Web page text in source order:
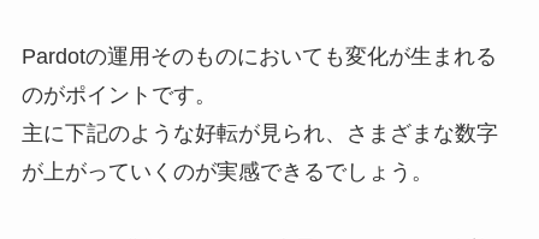
Pardotの運用そのものにおいても変化が生まれる
のがポイントです。
主に下記のような好転が見られ、さまざまな数字
が上がっていくのが実感できるでしょう。